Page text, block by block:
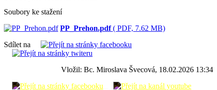
Soubory ke stažení
PP_Prehon.pdf( PDF, 7.62 MB)
Sdílet na
Vložil: Bc. Miroslava Švecová, 18.02.2026 13:34